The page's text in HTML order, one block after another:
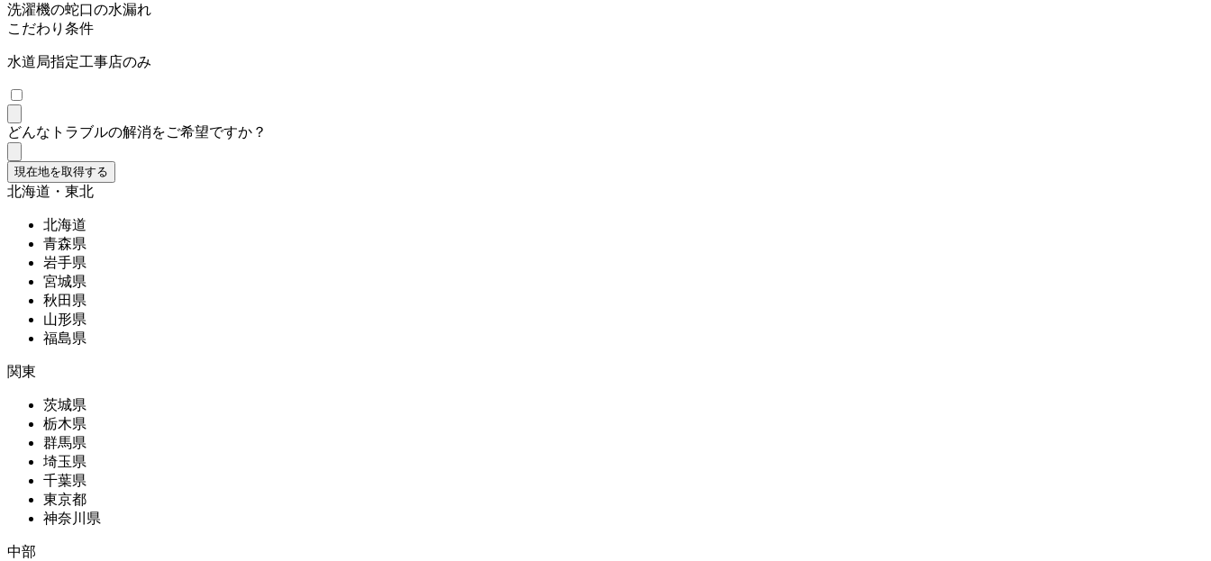
洗濯機の蛇口の水漏れ
こだわり条件
水道局指定工事店のみ
どんなトラブルの解消をご希望ですか？
現在地を取得する
北海道・東北
北海道
青森県
岩手県
宮城県
秋田県
山形県
福島県
関東
茨城県
栃木県
群馬県
埼玉県
千葉県
東京都
神奈川県
中部